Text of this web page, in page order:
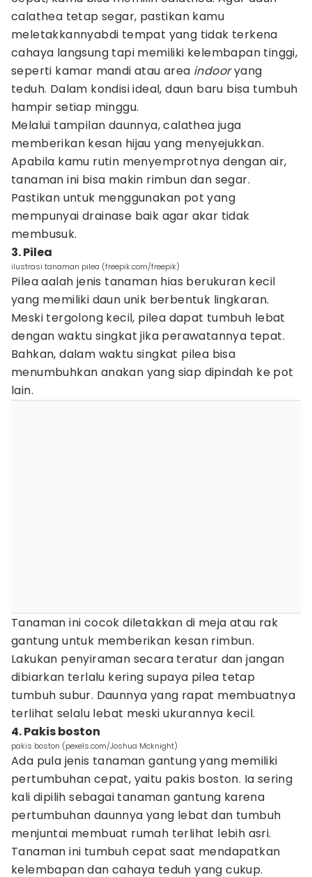
calathea tetap segar, pastikan kamu
meletakkannyabdi tempat yang tidak terkena
cahaya langsung tapi memiliki kelembapan tinggi,
seperti kamar mandi atau area indooryang
teduh. Dalam kondisi ideal, daun baru bisa tumbuh
hampir setiap minggu.
Melalui tampilan daunnya, calathea juga
memberikan kesan hijau yang menyejukkan.
Apabila kamu rutin menyemprotnya dengan air,
tanaman ini bisa makin rimbun dan segar.
Pastikan untuk menggunakan pot yang
mempunyai drainase baik agar akar tidak
membusuk.
3. Pilea
ilustrasi tanaman pilea (freepik.com/freepik)
Pilea aalah jenis tanaman hias berukuran kecil
yang memiliki daun unik berbentuk lingkaran.
Meski tergolong kecil, pilea dapat tumbuh lebat
dengan waktu singkat jika perawatannya tepat.
Bahkan, dalam waktu singkat pilea bisa
menumbuhkan anakan yang siap dipindah ke pot
lain.
Tanaman ini cocok diletakkan di meja atau rak
gantung untuk memberikan kesan rimbun.
Lakukan penyiraman secara teratur dan jangan
dibiarkan terlalu kering supaya pilea tetap
tumbuh subur. Daunnya yang rapat membuatnya
terlihat selalu lebat meski ukurannya kecil.
4. Pakis boston
pakis boston (pexels.com/Joshua Mcknight)
Ada pula jenis tanaman gantung yang memiliki
pertumbuhan cepat, yaitu pakis boston. Ia sering
kali dipilih sebagai tanaman gantung karena
pertumbuhan daunnya yang lebat dan tumbuh
menjuntai membuat rumah terlihat lebih asri.
Tanaman ini tumbuh cepat saat mendapatkan
kelembapan dan cahaya teduh yang cukup.